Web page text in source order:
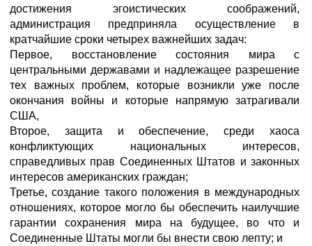
достижения эгоистических соображений,
администрация предприняла осуществление в
кратчайшие сроки четырех важнейших задач:
Первое, восстановление состояния мира с
центральными державами и надлежащее разрешение
тех важных проблем, которые возникли уже после
окончания войны и которые напрямую затрагивали
США,
Второе, защита и обеспечение, среди хаоса
конфликтующих национальных интересов,
справедливых прав Соединенных Штатов и законных
интересов американских граждан;
Третье, создание такого положения в международных
отношениях, которое могло бы обеспечить наилучшие
гарантии сохранения мира на будущее, во что и
Соединенные Штаты могли бы внести свою лепту; и